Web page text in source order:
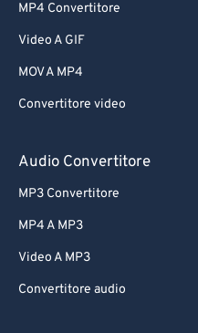
MP4 Convertitore
Video A GIF
MOV A MP4
Convertitore video
Audio Convertitore
MP3 Convertitore
MP4 A MP3
Video A MP3
Convertitore audio